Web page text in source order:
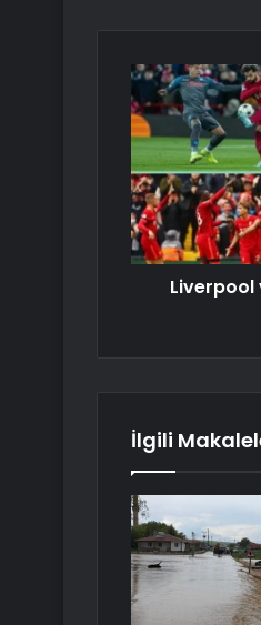
Liverpool
İlgili